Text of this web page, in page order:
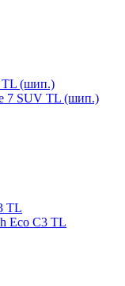
7 SUV TL (шип.)
Eco C3 TL